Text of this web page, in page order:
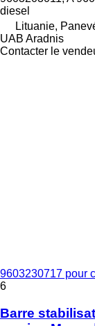
diesel
Lituanie,
UAB Aradnis
Contacter le
9603230717 pour
6
Barre